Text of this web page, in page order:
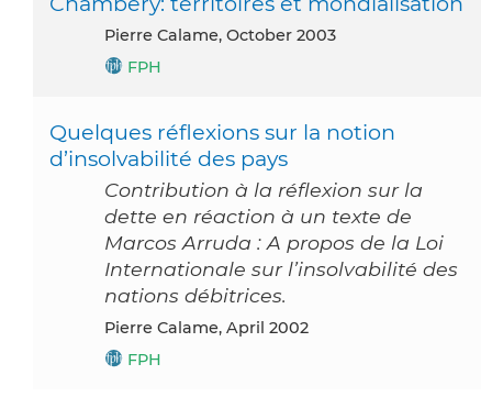
Pierre Calame, October 2003
FPH
Quelques réflexions sur la notion
d’insolvabilité des pays
Contribution à la réflexion sur la
dette en réaction à un texte de
Marcos Arruda : A propos de la Loi
Internationale sur l’insolvabilité des
nations débitrices.
Pierre Calame, April 2002
FPH